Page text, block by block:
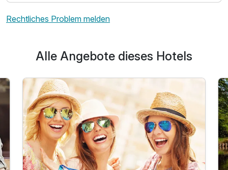
Rechtliches Problem melden
Alle Angebote dieses Hotels